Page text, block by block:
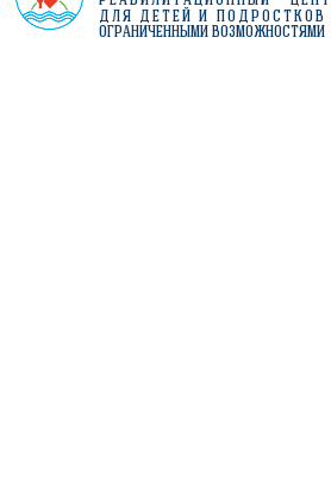
ДЛЯ ДЕТЕЙ И ПОДРОСТКОВ
ОГРАНИЧЕННЫМИ ВОЗМОЖНОСТЯМИ